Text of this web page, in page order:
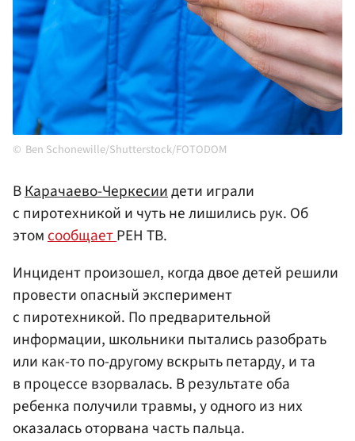
Ben Schonewille/Shutterstock/FOTODOM
ВКарачаево-Черкесиидети играли
с пиротехникой и чуть не лишились рук. Об
этомсообщаетРЕН ТВ.
Инцидент произошел, когда двое детей решили
провести опасный эксперимент
с пиротехникой. По предварительной
информации, школьники пытались разобрать
или как-то по-другому вскрыть петарду, и та
в процессе взорвалась. В результате оба
ребенка получили травмы, у одного из них
оказалась оторвана часть пальца.